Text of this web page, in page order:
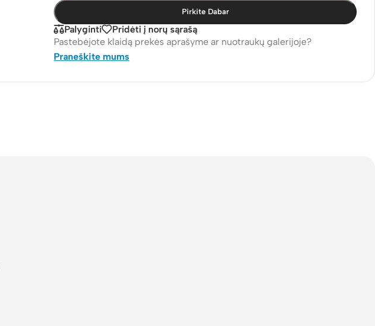
Pirkite Dabar
Palyginti
Pridėti į norų sąrašą
Pastebėjote klaidą prekės aprašyme ar nuotraukų galerijoje?
Praneškite mums